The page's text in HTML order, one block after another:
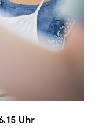
Uhr